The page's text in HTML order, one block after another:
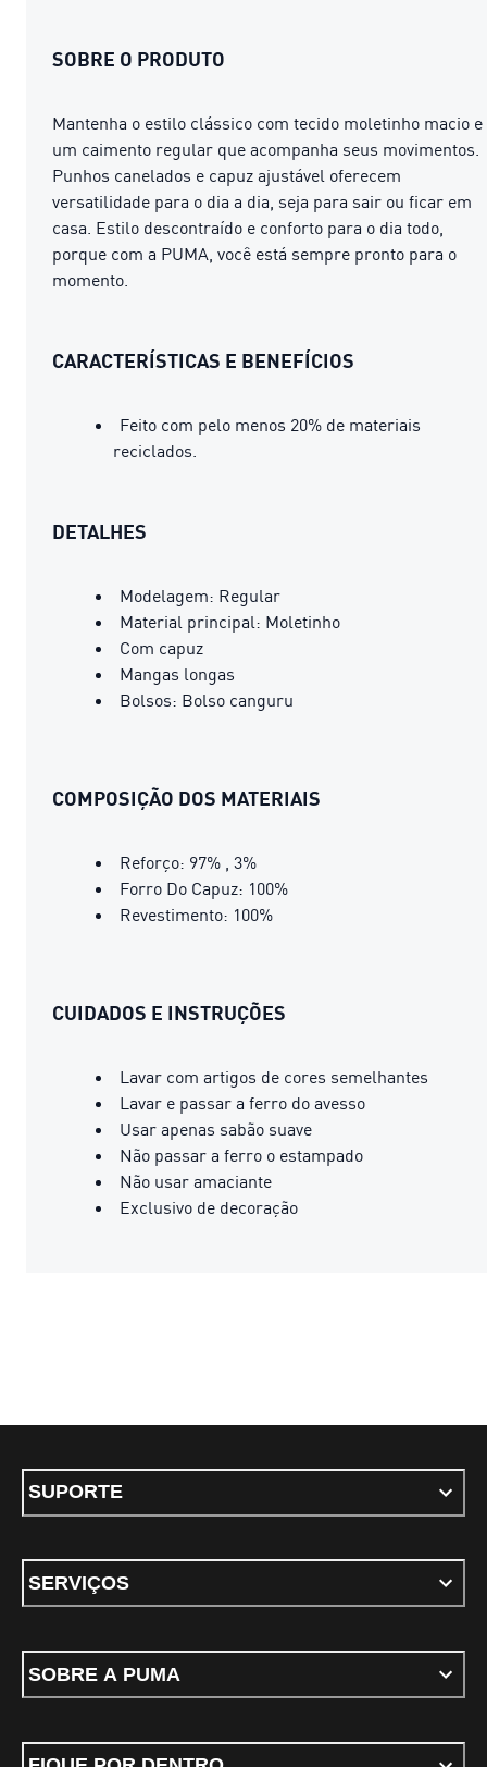
SOBRE O PRODUTO
Mantenha o estilo clássico com tecido moletinho macio e
um caimento regular que acompanha seus movimentos.
Punhos canelados e capuz ajustável oferecem
versatilidade para o dia a dia, seja para sair ou ficar em
casa. Estilo descontraído e conforto para o dia todo,
porque com a PUMA, você está sempre pronto para o
momento.
CARACTERÍSTICAS E BENEFÍCIOS
Feito com pelo menos 20% de materiais
reciclados.
DETALHES
Modelagem: Regular
Material principal: Moletinho
Com capuz
Mangas longas
Bolsos: Bolso canguru
COMPOSIÇÃO DOS MATERIAIS
Reforço: 97% , 3%
Forro Do Capuz: 100%
Revestimento: 100%
CUIDADOS E INSTRUÇÕES
Lavar com artigos de cores semelhantes
Lavar e passar a ferro do avesso
Usar apenas sabão suave
Não passar a ferro o estampado
Não usar amaciante
Exclusivo de decoração
SUPORTE
SERVIÇOS
SOBRE A PUMA